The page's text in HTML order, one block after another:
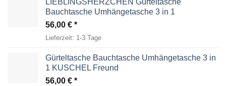
LIEBLINGSHERZCHEN Gürteltasche
Bauchtasche Umhängetasche 3 in 1
56,00 €
Lieferzeit: 1-3 Tage
Gürteltasche Bauchtasche Umhängetasche 3 in
1 KUSCHEL Freund
56,00 €